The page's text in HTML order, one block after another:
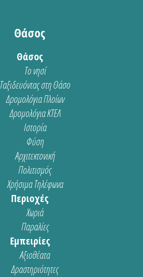
Θάσος
Θάσος
Το νησί
Ταξιδευόντας στη Θάσο
Δρομολόγια Πλοίων
Δρομολόγια ΚΤΕΛ
Ιστορία
Φύση
Αρχιτεκτονική
Πολιτισμός
Χρήσιμα Τηλέφωνα
Περιοχές
Χωριά
Παραλίες
Εμπειρίες
Αξιοθέατα
Δραστηριότητες